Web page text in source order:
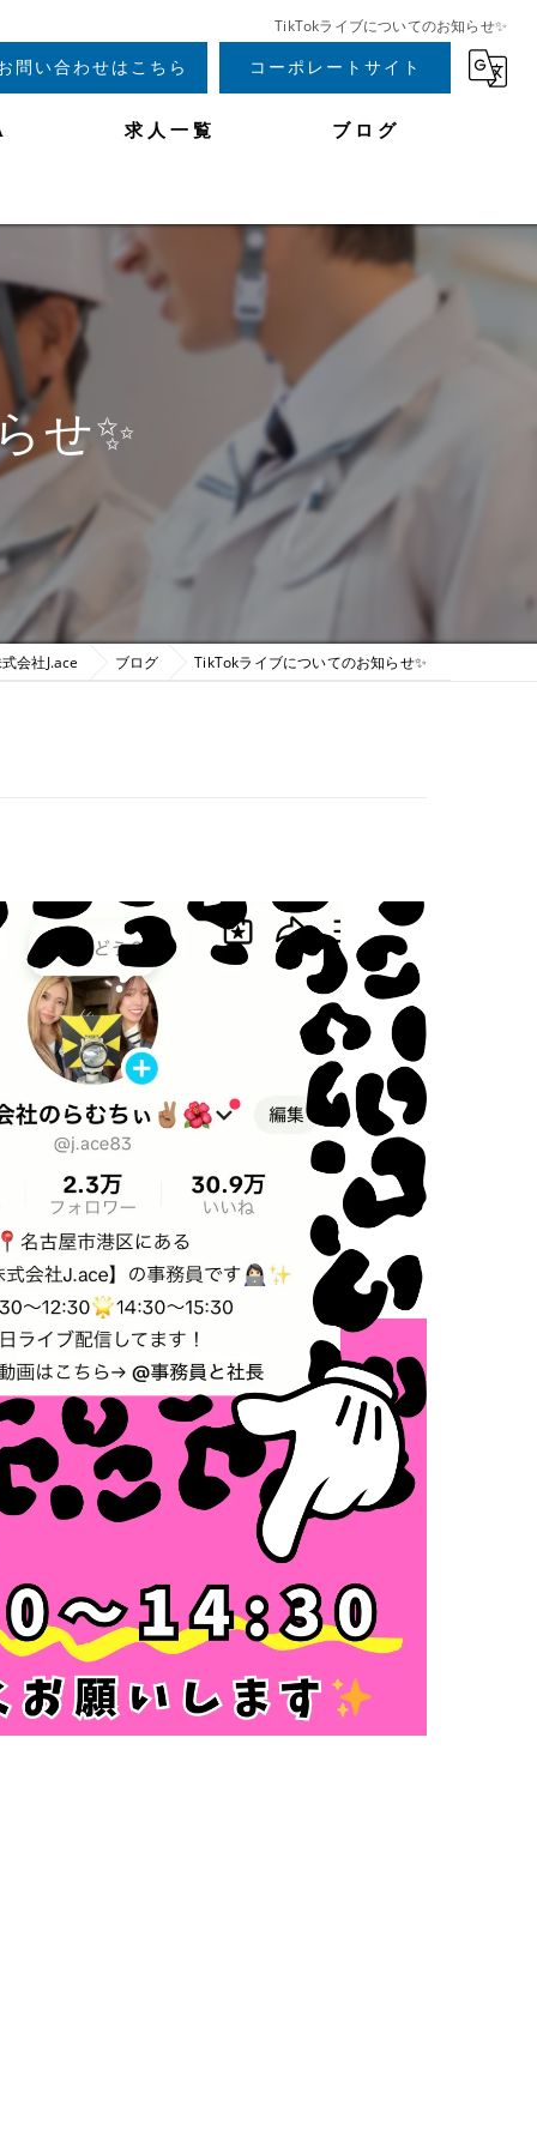
TikTokライブについてのお知らせ✨
問い合わせはこちら コーポレートサイト
求人一覧 ブログ
せ✨
会社J.ace ブログ TikTokライブについてのお知らせ✨